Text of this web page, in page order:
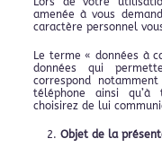
amenée à vous
caractère personnel
Le terme « données à
données qui
correspond
téléphone ainsi
choisirez de lui
Objet de la